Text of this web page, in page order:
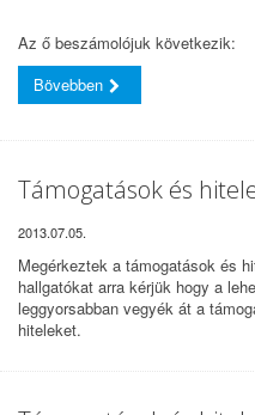
Az ő beszámolójuk következik:
Bövebben
Támogatások és
2013.07.05.
Megérkeztek a támogatások és
hallgatókat arra kérjük hogy a
leggyorsabban vegyék át a
hiteleket.